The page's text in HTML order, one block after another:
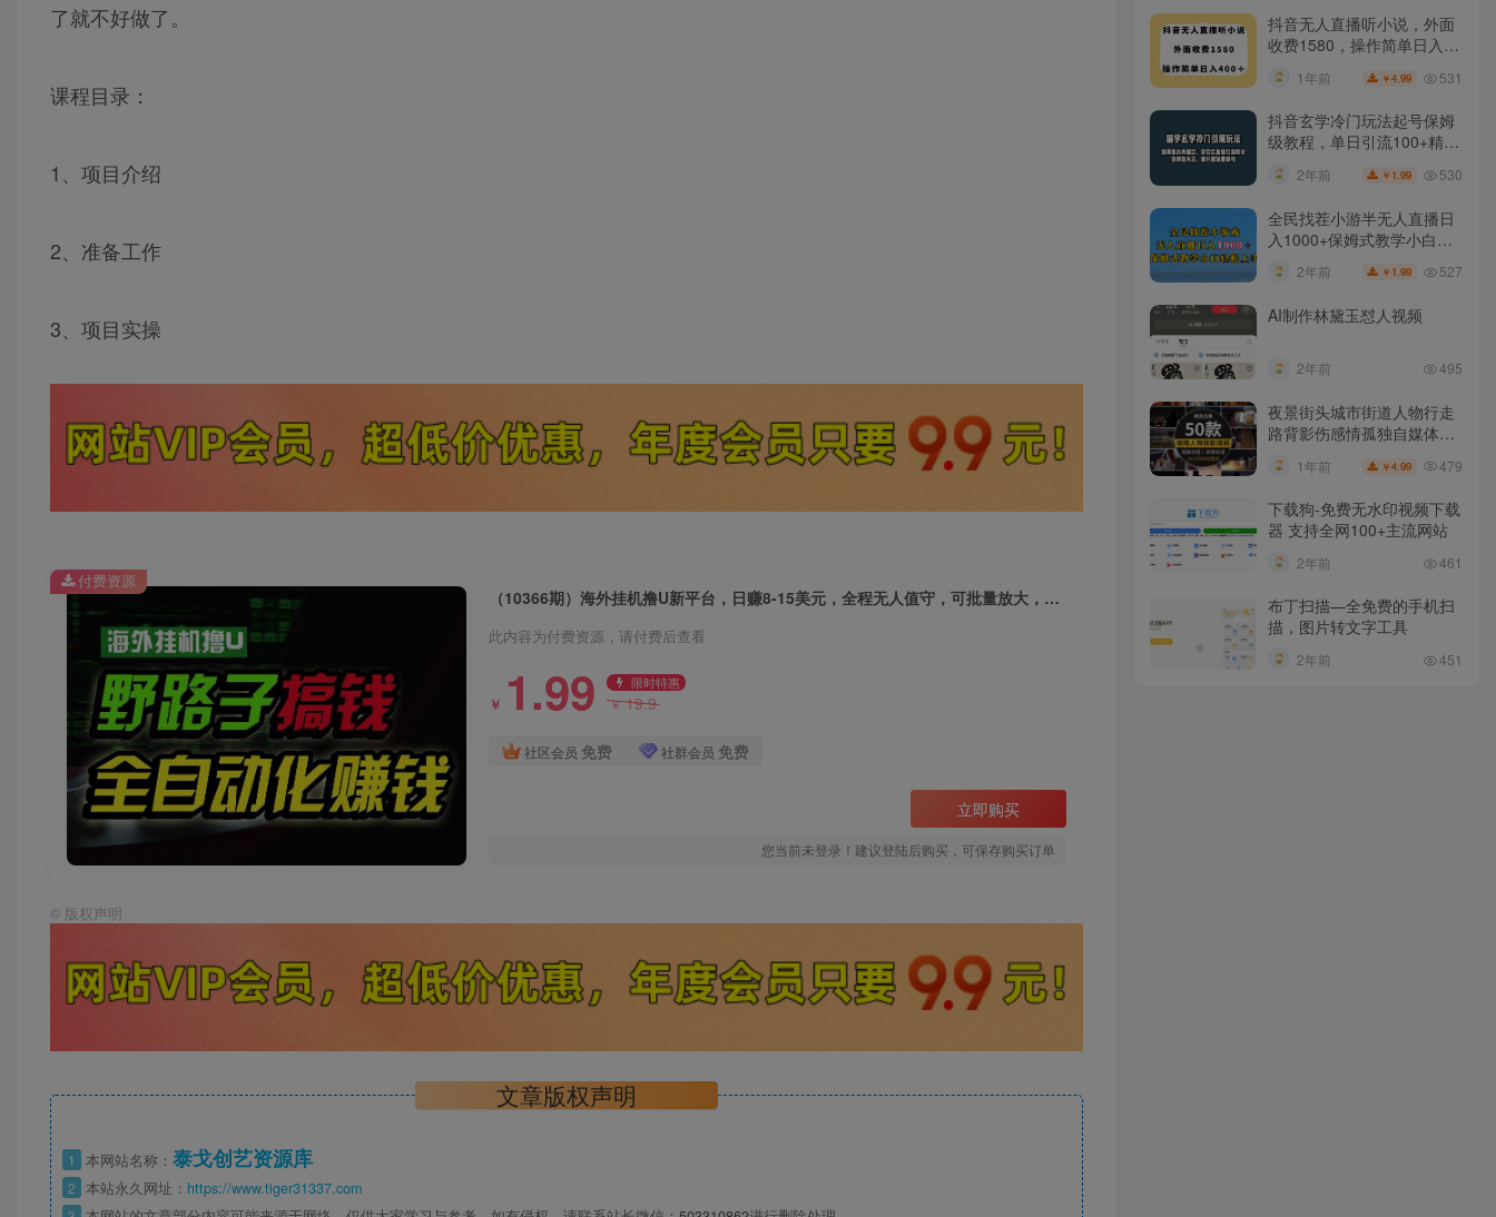
了就不好做了。
课程目录：
1、项目介绍
2、准备工作
3、项目实操
（10366期）海外挂机撸U新平台，日赚8-15美元，全程无人值守，可批量放大，工作室…
此内容为付费资源，请付费后查看
￥ 1.99 限时特惠
￥19.9
社区会员 免费 社群会员 免费
立即购买
您当前未登录！建议登陆后购买，可保存购买订单
付费资源
© 版权声明
文章版权声明
1 本网站名称： 泰戈创艺资源库
2 本站永久网址： https://www.tiger31337.com
抖音无人直播听小说，外面
收费1580，操作简单日入
400+【揭秘】
1年前 ￥4.99 531
抖音玄学冷门玩法起号保姆
级教程，单日引流100+精准
玄学粉
2年前 ￥ 1.99 530
全民找茬小游半无人直播日
入1000+保姆式教学小白轻
2年前 ￥ 1.99 527
AI制作林黛玉怼人视频
2年前 495
夜景街头城市街道人物行走
路背影伤感情孤独自媒体抖
1年前 ￥4.99 479
下载狗-免费无水印视频下载
器 支持全网100+主流网站​
2年前 461
布丁扫描—全免费的手机扫
描，图片转文字工具
2年前 451